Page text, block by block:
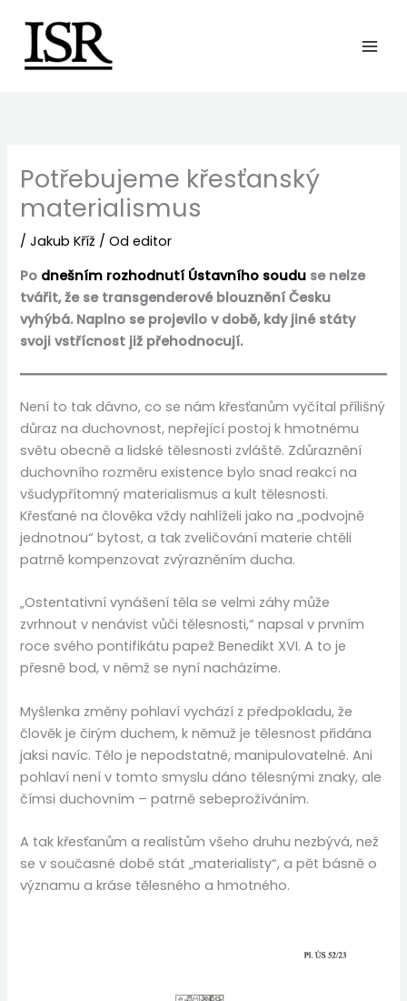
obsah
Potřebujeme křesťanský
materialismus
/Jakub Kříž / Od editor
Po dnešním rozhodnutí Ústavního soudu se nelze
tvářit, že se transgenderové blouznění Česku
vyhýbá. Naplno se projevilo v době, kdy jiné státy
svoji vstřícnost již přehodnocují.
Není to tak dávno, co se nám křesťanům vyčítal přílišný
důraz na duchovnost, nepřející postoj k hmotnému
světu obecně a lidské tělesnosti zvláště. Zdůraznění
duchovního rozměru existence bylo snad reakcí na
všudypřítomný materialismus a kult tělesnosti.
Křesťané na člověka vždy nahlíželi jako na „podvojně
jednotnou“ bytost, a tak zveličování materie chtěli
patrně kompenzovat zvýrazněním ducha.
„Ostentativní vynášení těla se velmi záhy může
zvrhnout v nenávist vůči tělesnosti,“ napsal v prvním
roce svého pontifikátu papež Benedikt XVI. A to je
přesně bod, v němž se nyní nacházíme.
Myšlenka změny pohlaví vychází z předpokladu, že
člověk je čirým duchem, k němuž je tělesnost přidána
jaksi navíc. Tělo je nepodstatné, manipulovatelné. Ani
pohlaví není v tomto smyslu dáno tělesnými znaky, ale
čímsi duchovním – patrně sebeprožíváním.
A tak křesťanům a realistům všeho druhu nezbývá, než
se v současné době stát „materialisty“, a pět básně o
významu a kráse tělesného a hmotného.